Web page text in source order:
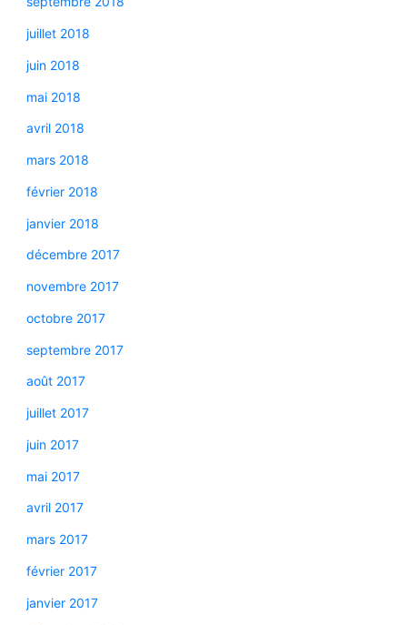
juillet 2018
juin 2018
mai 2018
avril 2018
mars 2018
février 2018
janvier 2018
décembre 2017
novembre 2017
octobre 2017
septembre 2017
août 2017
juillet 2017
juin 2017
mai 2017
avril 2017
mars 2017
février 2017
janvier 2017